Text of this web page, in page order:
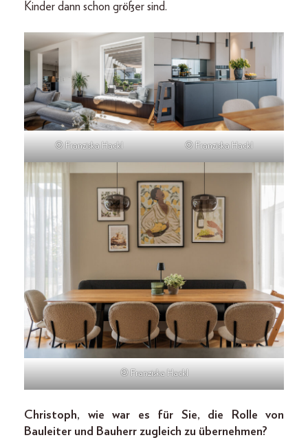
Kinder dann schon größer sind.
© Franziska Hackl © Franziska Hackl
© Franziska Hackl
Christoph, wie war es für Sie, die Rolle von
Bauleiter und Bauherr zugleich zu übernehmen?